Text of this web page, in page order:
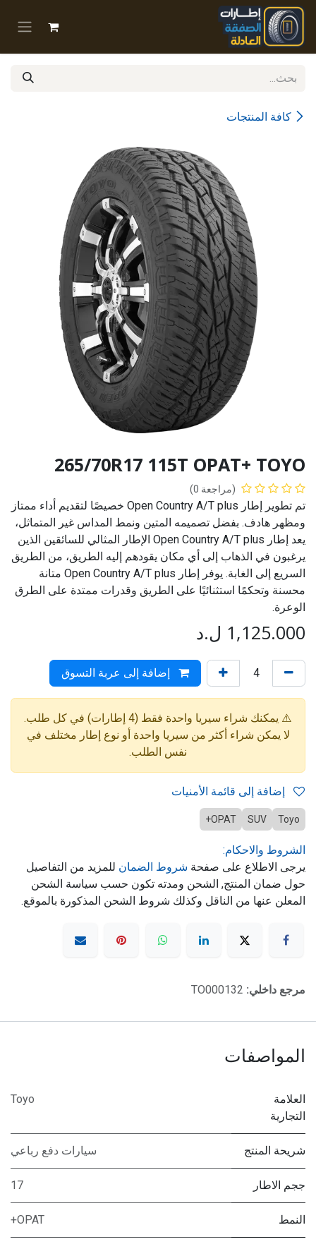
تخطي للذهاب إلى المحتوى
كافة المنتجات
265/70R17 115T OPAT+ TOYO
(مراجعة 0)
تم تطوير إطار Open Country A/T plus خصيصًا لتقديم أداء ممتاز
ومظهر هادف. بفضل تصميمه المتين ونمط المداس غير المتماثل،
يعد إطار Open Country A/T plus الإطار المثالي للسائقين الذين
يرغبون في الذهاب إلى أي مكان يقودهم إليه الطريق، من الطريق
السريع إلى الغابة. يوفر إطار Open Country A/T plus متانة
محسنة وتحكمًا استثنائيًا على الطريق وقدرات ممتدة على الطرق
الوعرة.
1,125.000 ل.د
إضافة إلى عربة التسوق
⚠️ يمكنك شراء سيريا واحدة فقط (4 إطارات) في كل طلب.
لا يمكن شراء أكثر من سيريا واحدة أو نوع إطار مختلف في
نفس الطلب.
Toyo
SUV
OPAT+
الشروط والاحكام:
يرجى الاطلاع على صفحة شروط الضمان للمزيد من التفاصيل
حول ضمان المنتج, الشحن ومدته تكون حسب سياسة الشحن
المعلن عنها من الناقل وكذلك شروط الشحن المذكورة بالموقع.
مرجع داخلي: TO000132
المواصفات
العلامة
التجارية
Toyo
شريحة المنتج سيارات دفع رباعي
ججم الاطار 17
النمط OPAT+